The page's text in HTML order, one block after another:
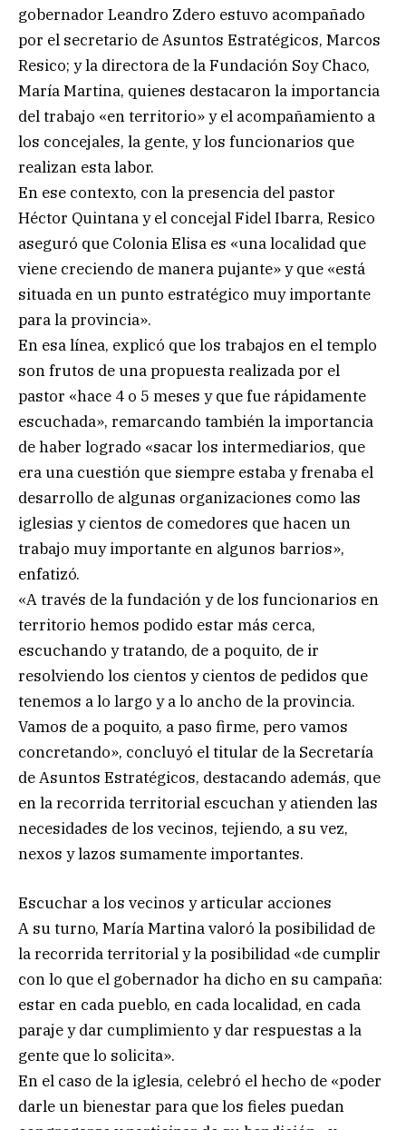
gobernador Leandro Zdero estuvo acompañado
por el secretario de Asuntos Estratégicos, Marcos
Resico; y la directora de la Fundación Soy Chaco,
María Martina, quienes destacaron la importancia
del trabajo «en territorio» y el acompañamiento a
los concejales, la gente, y los funcionarios que
realizan esta labor.
En ese contexto, con la presencia del pastor
Héctor Quintana y el concejal Fidel Ibarra, Resico
aseguró que Colonia Elisa es «una localidad que
viene creciendo de manera pujante» y que «está
situada en un punto estratégico muy importante
para la provincia».
En esa línea, explicó que los trabajos en el templo
son frutos de una propuesta realizada por el
pastor «hace 4 o 5 meses y que fue rápidamente
escuchada», remarcando también la importancia
de haber logrado «sacar los intermediarios, que
era una cuestión que siempre estaba y frenaba el
desarrollo de algunas organizaciones como las
iglesias y cientos de comedores que hacen un
trabajo muy importante en algunos barrios»,
enfatizó.
«A través de la fundación y de los funcionarios en
territorio hemos podido estar más cerca,
escuchando y tratando, de a poquito, de ir
resolviendo los cientos y cientos de pedidos que
tenemos a lo largo y a lo ancho de la provincia.
Vamos de a poquito, a paso firme, pero vamos
concretando», concluyó el titular de la Secretaría
de Asuntos Estratégicos, destacando además, que
en la recorrida territorial escuchan y atienden las
necesidades de los vecinos, tejiendo, a su vez,
nexos y lazos sumamente importantes.
Escuchar a los vecinos y articular acciones
A su turno, María Martina valoró la posibilidad de
la recorrida territorial y la posibilidad «de cumplir
con lo que el gobernador ha dicho en su campaña:
estar en cada pueblo, en cada localidad, en cada
paraje y dar cumplimiento y dar respuestas a la
gente que lo solicita».
En el caso de la iglesia, celebró el hecho de «poder
darle un bienestar para que los fieles puedan